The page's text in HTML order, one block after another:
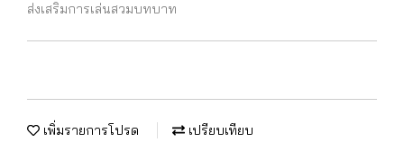
ส่งเสริมการเล่นสวมบทบาท
เพิ่มรายการโปรด เปรียบเทียบ